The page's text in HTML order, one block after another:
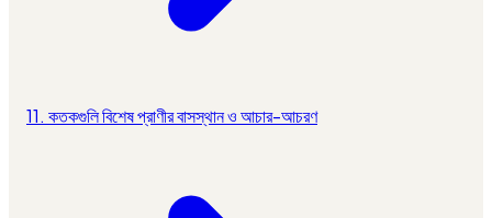
11. কতকগুলি বিশেষ প্রাণীর বাসস্থান ও আচার-আচরণ